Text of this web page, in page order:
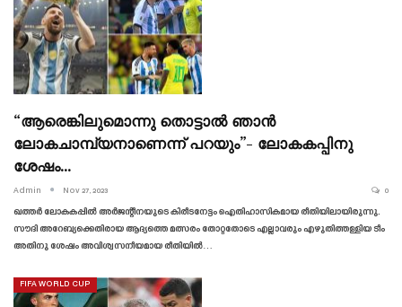
“ആരെങ്കിലുമൊന്നു തൊട്ടാൽ ഞാൻ
ലോകചാമ്പ്യനാണെന്ന് പറയും”- ലോകകപ്പിനു
ശേഷം…
Admin Nov 27, 2023 0
ഖത്തർ ലോകകപ്പിൽ അർജന്റീനയുടെ കിരീടനേട്ടം ഐതിഹാസികമായ രീതിയിലായിരുന്നു.
സൗദി അറേബ്യക്കെതിരായ ആദ്യത്തെ മത്സരം തോറ്റതോടെ എല്ലാവരും എഴുതിത്തള്ളിയ ടീം
അതിനു ശേഷം അവിശ്വസനീയമായ രീതിയിൽ…
FIFA WORLD CUP